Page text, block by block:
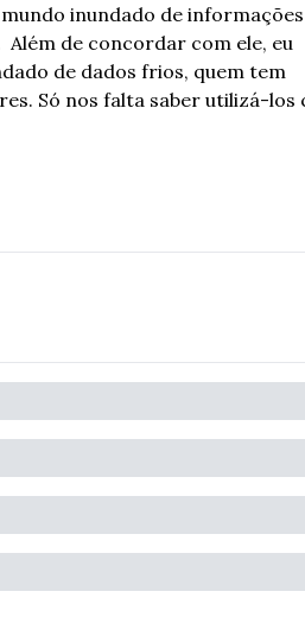
inundado de informações
Além de concordar com ele, eu
de dados frios, quem tem
Só nos falta saber utilizá-los